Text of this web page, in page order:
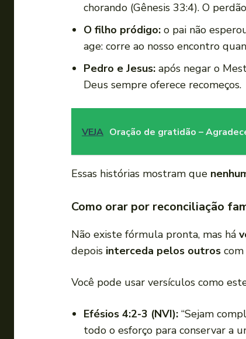
chorando (Gênesis 33:4). O
O filho pródigo: o pai não
age: corre ao nosso encontro
Pedro e Jesus: após negar o
Deus sempre oferece recomeços.
VEJA Oração de gratidão –
Essas histórias mostram que
Como orar por reconciliação
Não existe fórmula pronta, mas há
depois interceda pelos outros
Você pode usar versículos como
Efésios 4:2-3 (NVI): “Sejam
todo o esforço para conservar a